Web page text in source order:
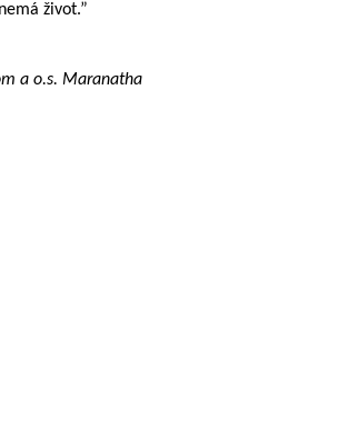
život.”
a o.s. Maranatha